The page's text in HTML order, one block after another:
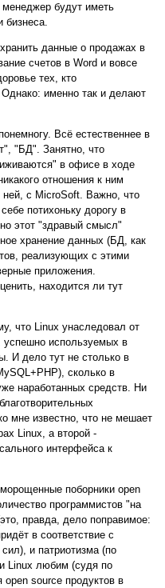
менеджер будут иметь
бизнеса.
данные о продажах в
счетов в Word и вовсе
тех, кто
именно так и делают
Всё естественнее в
"БД". Занятно, что
в офисе в ходе
отношения к ним
с MicroSoft. Важно, что
потихоньку дорогу в
этот "здравый смысл"
хранение данных (БД, как
реализующих с этими
приложения.
находится ли тут
что Linux унаследовал от
успешно используемых в
И дело тут не cтолько в
сколько в
наработанных средств. Ни
мне известно, что не мешает
Linux, а второй -
интерфейса к
поборники open
программистов "на
правда, дело поправимое:
в соответствие с
и патриотизма (по
Linux любим (судя по
source продуктов в